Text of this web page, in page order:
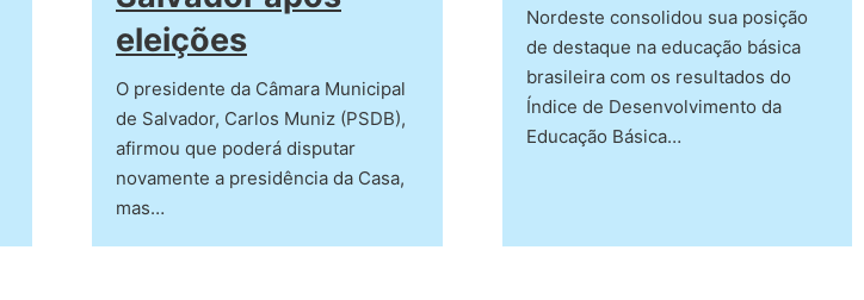
eleições
O presidente da Câmara Municipal
de Salvador, Carlos Muniz (PSDB),
afirmou que poderá disputar
novamente a presidência da Casa,
mas…
Nordeste consolidou sua posição
de destaque na educação básica
brasileira com os resultados do
Índice de Desenvolvimento da
Educação Básica…